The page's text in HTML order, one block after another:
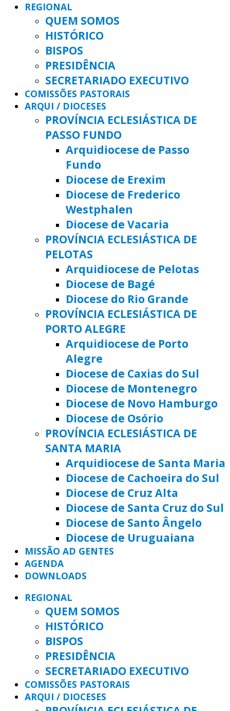
REGIONAL
QUEM SOMOS
HISTÓRICO
BISPOS
PRESIDÊNCIA
SECRETARIADO EXECUTIVO
COMISSÕES PASTORAIS
ARQUI / DIOCESES
PROVÍNCIA ECLESIÁSTICA DE
PASSO FUNDO
Arquidiocese de Passo
Fundo
Diocese de Erexim
Diocese de Frederico
Westphalen
Diocese de Vacaria
PROVÍNCIA ECLESIÁSTICA DE
PELOTAS
Arquidiocese de Pelotas
Diocese de Bagé
Diocese do Rio Grande
PROVÍNCIA ECLESIÁSTICA DE
PORTO ALEGRE
Arquidiocese de Porto
Alegre
Diocese de Caxias do Sul
Diocese de Montenegro
Diocese de Novo Hamburgo
Diocese de Osório
PROVÍNCIA ECLESIÁSTICA DE
SANTA MARIA
Arquidiocese de Santa Maria
Diocese de Cachoeira do Sul
Diocese de Cruz Alta
Diocese de Santa Cruz do Sul
Diocese de Santo Ângelo
Diocese de Uruguaiana
MISSÃO AD GENTES
AGENDA
DOWNLOADS
REGIONAL
QUEM SOMOS
HISTÓRICO
BISPOS
PRESIDÊNCIA
SECRETARIADO EXECUTIVO
COMISSÕES PASTORAIS
ARQUI / DIOCESES